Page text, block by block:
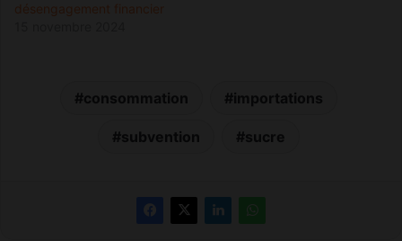
désengagement financier
consommation importations
subvention sucre